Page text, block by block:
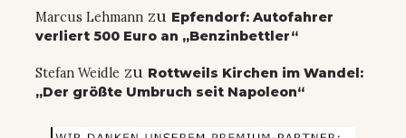
Marcus Lehmann zu Epfendorf: Autofahrer
verliert 500 Euro an „Benzinbettler“
Stefan Weidle zu Rottweils Kirchen im Wandel:
„Der größte Umbruch seit Napoleon“